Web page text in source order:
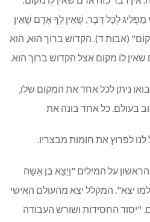
לְכָל דָּבָר, שֶׁאֵין לְךָ אָדָם שֶׁאֵין
(אבות ד). הקדוש ברוך הוא, הוא
לו מקום אצל הקדוש ברוך הוא.
ניתן לכל אחד את המקום שלו,
בעולם. כל אחד בונה את
לפרוץ את חומות מבצריו.
הראשון על המילים "וַיֵּצֵא בֶּן אִשָּׁה
יצא". המקלל יצא מהעולם האישי
"יסוד החסידות ושורש העבודה